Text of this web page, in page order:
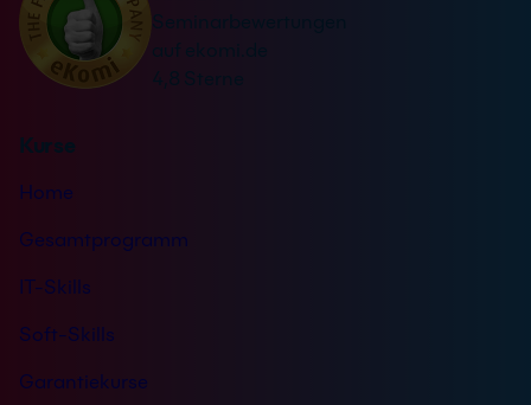
t
ä
n
i
*
e
Seminarbewertungen
auf ekomi.de
4,8 Sterne
Kurse
Home
Gesamtprogramm
IT-Skills
Soft-Skills
Garantiekurse